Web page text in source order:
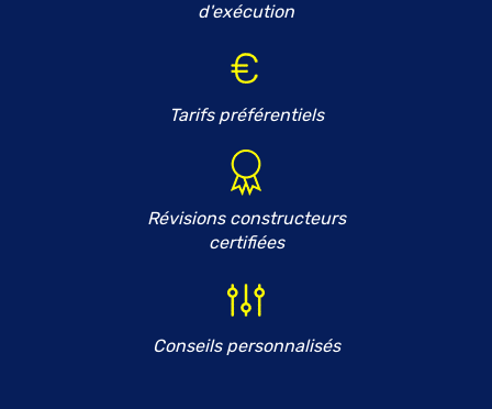
d'exécution
Tarifs préférentiels
Révisions constructeurs
certifiées
Conseils personnalisés